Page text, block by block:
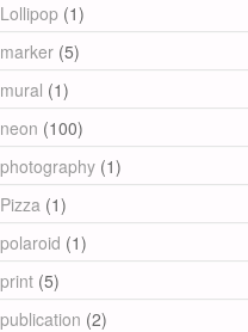
Lollipop (1)
marker (5)
mural (1)
neon (100)
photography (1)
Pizza (1)
polaroid (1)
print (5)
publication (2)